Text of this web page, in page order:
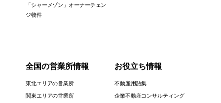
「シャーメゾン」オーナーチェン
ジ物件
全国の営業所情報
東北エリアの営業所
関東エリアの営業所
お役立ち情報
不動産用語集
企業不動産コンサルティング